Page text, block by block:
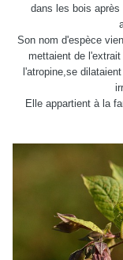
dans les bois après
Son nom d'espèce
mettaient de
l'atropine,se
Elle appartient à la